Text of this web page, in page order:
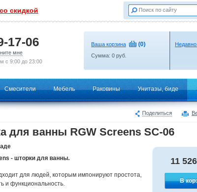
скидкой
17-06
мне
с 9:00 до 23:00
Ваша корзина (0)
Сумма: 0 руб.
Смесители Мебель Раковины Унитазы, биде
Поделиться
для ванны RGW Screens SC-06
- шторки для ванны.
для людей, которым импонируют простота,
и функциональность.
11 526
В